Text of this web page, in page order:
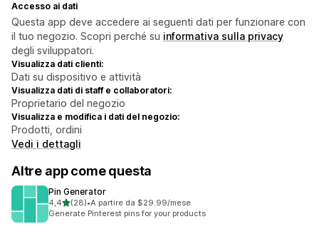
Accesso ai dati
Questa app deve accedere ai seguenti dati per funzionare con
il tuo negozio. Scopri perché su informativa sulla privacy
degli sviluppatori.
Visualizza dati clienti:
Dati su dispositivo e attività
Visualizza dati di staff e collaboratori:
Proprietario del negozio
Visualizza e modifica i dati del negozio:
Prodotti, ordini
Vedi i dettagli
Altre app come questa
Pin Generator
4,4stelle su 5
(28)
28 recensioni totali
•A partire da $29.99/mese
Generate Pinterest pins for your products